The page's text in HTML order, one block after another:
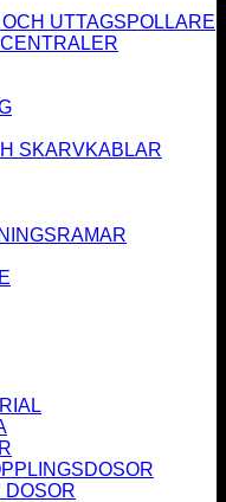
UTTAGSPOLLARE
SKARVKABLAR
DOSOR